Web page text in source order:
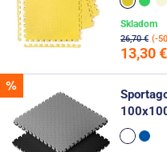
26,70 € (-
13,30 €
Skladom